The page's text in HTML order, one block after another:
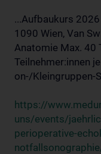
...Aufbaukurs
1090 Wien, Van
Anatomie Max. 40
Teilnehmer:innen
on-/Kleingruppen-
https://
uns/events/
perioperative-